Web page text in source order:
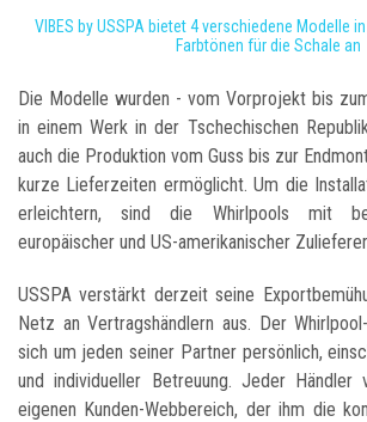
VIBES by USSPA bietet 4 verschiedene Modelle
Farbtönen für die Schale an
Die Modelle wurden - vom Vorprojekt bis
in einem Werk in der Tschechischen
auch die Produktion vom Guss bis zur
kurze Lieferzeiten ermöglicht. Um die
erleichtern, sind die Whirlpools mit
europäischer und US-amerikanischer
USSPA verstärkt derzeit seine
Netz an Vertragshändlern aus. Der
sich um jeden seiner Partner persönlich,
und individueller Betreuung. Jeder Händler
eigenen Kunden-Webbereich, der ihm die